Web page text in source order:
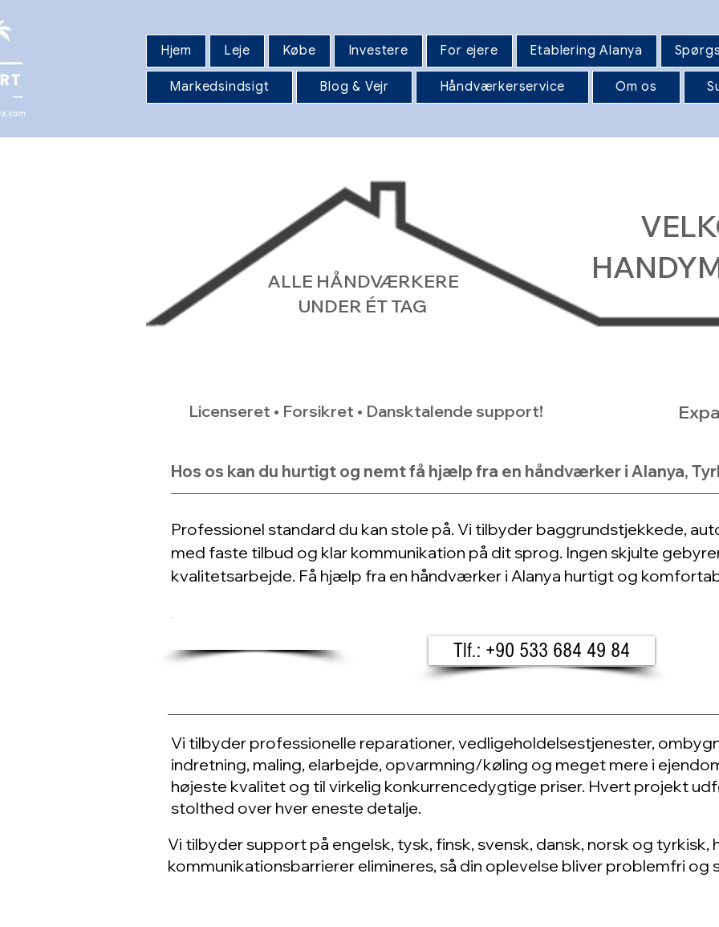
Hjem Leje Købe Investere For ejere Etablering Alanya
Markedsindsigt Blog & Vejr Håndværkerservice Om os
ALLE HÅNDVÆRKERE
UNDER ÉT TAG
Licenseret • Forsikret • Dansktalende support!
Hos os kan du hurtigt og nemt få hjælp fra en håndværker i Alanya,
Professionel standard du kan stole på. Vi tilbyder baggrundstjekkede,
med faste tilbud og klar kommunikation på dit sprog. Ingen skjulte
kvalitetsarbejde. Få hjælp fra en håndværker i Alanya hurtigt og
Tlf.: +90 533 684 49 84
Vi tilbyder professionelle reparationer, vedligeholdelsestjenester,
indretning, maling, elarbejde, opvarmning/køling og meget mere i
højeste kvalitet og til virkelig konkurrencedygtige priser. Hvert projekt
stolthed over hver eneste detalje.
Vi tilbyder support på engelsk, tysk, finsk, svensk, dansk, norsk og tyrkisk,
kommunikationsbarrierer elimineres, så din oplevelse bliver problemfri og